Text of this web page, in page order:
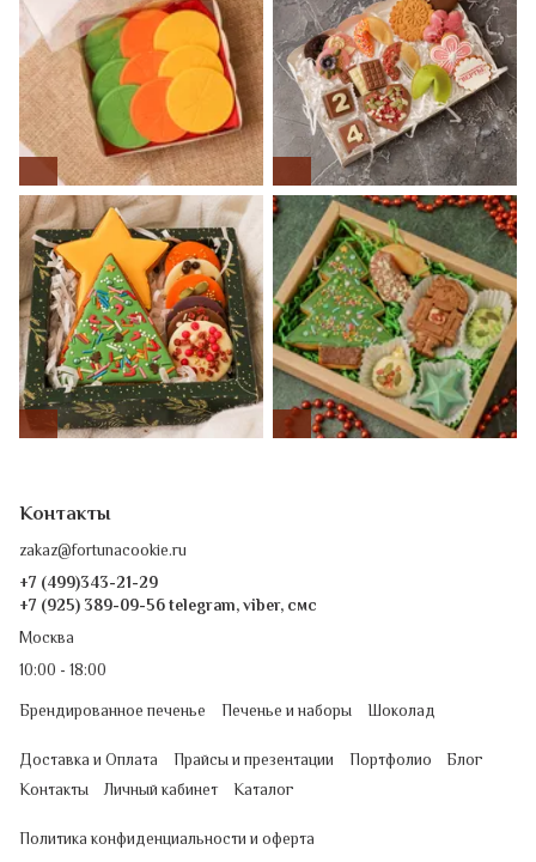
Брендированное печенье Печенье и наборы
Шоколад
Доставка и Оплата
Прайсы и презентации Портфолио
Блог
Контакты
Личный кабинет
Каталог
Политика конфиденциальности и оферта
Контакты
zakaz@fortunacookie.ru
+7 (499)343-21-29
+7 (925) 389-09-56 telegram, viber, смс
Москва
10:00 - 18:00